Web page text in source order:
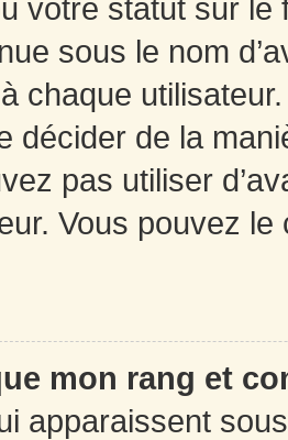
votre statut sur
sous le nom
chaque utilisateur.
décider de la
pas utiliser
Vous pouvez
mon rang et
apparaissent